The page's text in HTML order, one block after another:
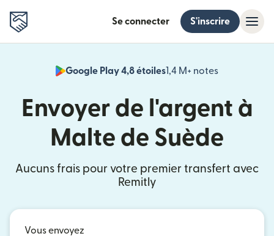
Se connecter S'inscrire
Google Play 4,8 étoiles1,4 M+ notes
Envoyer de l'argent à
Malte de Suède
Aucuns frais pour votre premier transfert avec
Remitly
Vous envoyez